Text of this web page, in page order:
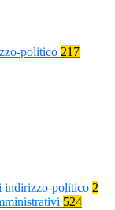
politico 217
indirizzo-politico 2
524